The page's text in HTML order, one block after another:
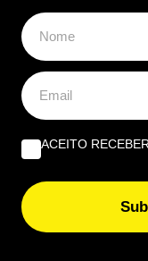
Praia de Faro recebe
motos e à música
Vem aí “chuva de
Portugal a partir desta
afetadas
por receber pensão
simultâneo: tribunal
ACEITO